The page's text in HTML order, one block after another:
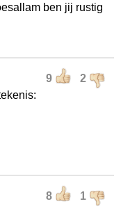
ben jij rustig
9 2
8 1